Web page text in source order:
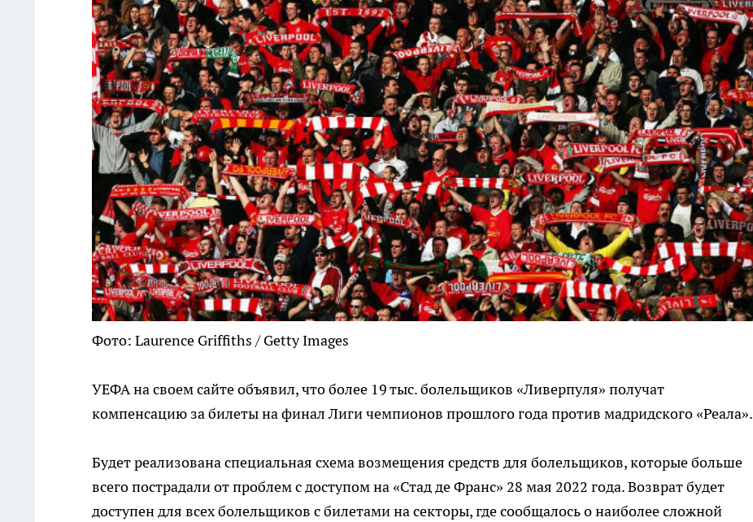
Фото: Laurence Griffiths / Getty Images
УЕФА на своем сайте объявил, что более 19 тыс. болельщиков «Ливерпуля» получат
компенсацию за билеты на финал Лиги чемпионов прошлого года против мадридского «Реала».
Будет реализована специальная схема возмещения средств для болельщиков, которые больше
всего пострадали от проблем с доступом на «Стад де Франс» 28 мая 2022 года. Возврат будет
доступен для всех болельщиков с билетами на секторы, где сообщалось о наиболее сложной